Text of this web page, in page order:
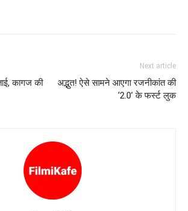
कागज की
Next article
अद्भुत! ऐसे सामने आएगा रजनीकांत की
‘2.0’ के फर्स्ट लुक